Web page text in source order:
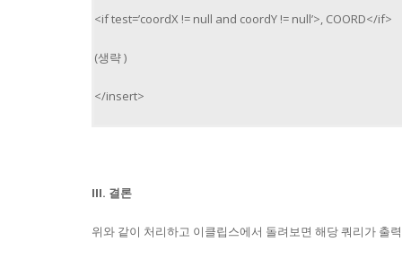
<if test=’coordX != null and coordY != null’>, COORD</if>
(생략 )
</insert>
III. 결론
위와 같이 처리하고 이클립스에서 돌려보면 해당 쿼리가 출